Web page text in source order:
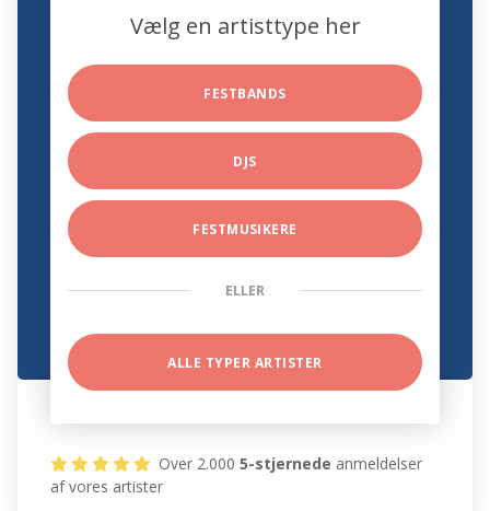
Vælg en artisttype her
FESTBANDS
DJS
FESTMUSIKERE
ELLER
ALLE TYPER ARTISTER
Over 2.0005-stjernede anmeldelser
af vores artister